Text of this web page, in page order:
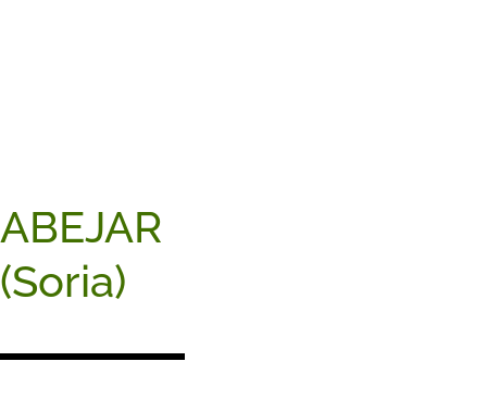
ABEJAR
(Soria)